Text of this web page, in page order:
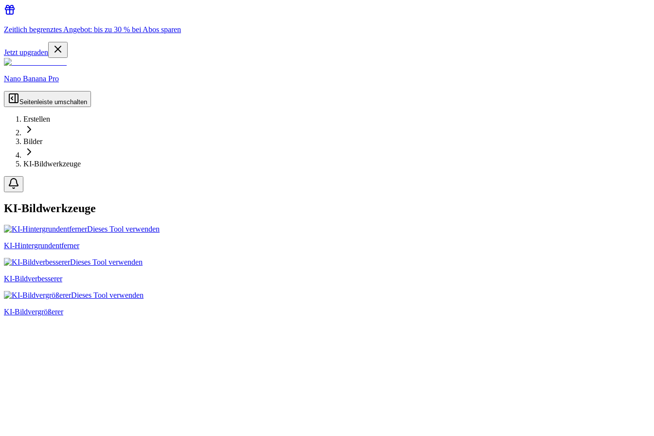
Zeitlich begrenztes Angebot: bis zu 30 % bei Abos sparen
Jetzt upgraden
Nano Banana Pro
Seitenleiste umschalten
Erstellen
Bilder
KI-Bildwerkzeuge
KI-Bildwerkzeuge
Dieses Tool verwenden
KI-Hintergrundentferner
Dieses Tool verwenden
KI-Bildverbesserer
Dieses Tool verwenden
KI-Bildvergrößerer